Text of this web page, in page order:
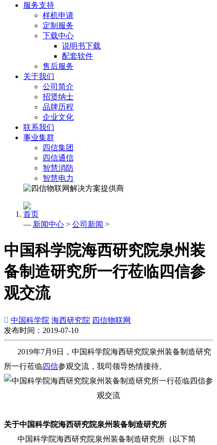
服务支持
样机申请
定制服务
下载中心
说明书下载
配套软件
售后服务
关于我们
公司简介
招贤纳士
品牌历程
企业文化
联系我们
事业集群
四信集团
四信通信
智慧消防
智慧电力
首页
— 新闻中心 > 公司新闻 >
中国科学院海西研究院泉州装
备制造研究所一行莅临四信参
观交流
 中国科学院 海西研究院 四信物联网
发布时间：2019-07-10
2019年7月9日，中国科学院海西研究院泉州装备制造研究
所一行莅临 四信参观交流，我司领导热情接待。
关于中国科学院海西研究院泉州装备制造研究所
中国科学院海西研究院泉州装备制造研究所（以下简